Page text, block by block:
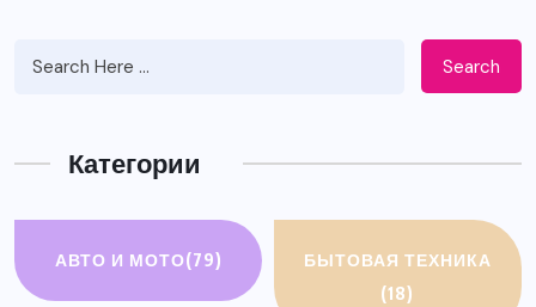
Search
Категории
АВТО И МОТО(79)
БЫТОВАЯ ТЕХНИКА
(18)